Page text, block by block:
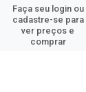
Faça seu login ou
cadastre-se para
ver preços e
comprar